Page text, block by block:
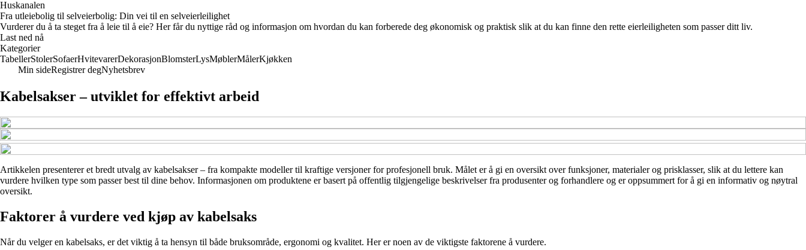
Huskanalen
Fra utleiebolig til selveierbolig: Din vei til en selveierleilighet
Vurderer du å ta steget fra å leie til å eie? Her får du nyttige råd og informasjon om hvordan du kan forberede deg økonomisk og praktisk slik at du kan finne den rette eierleiligheten som passer ditt liv.
Last ned nå
Kategorier
TabellerStolerSofaerHvitevarerDekorasjonBlomsterLysMøblerMålerKjøkken
Min sideRegistrer degNyhetsbrev
Kabelsakser – utviklet for effektivt arbeid
Artikkelen presenterer et bredt utvalg av kabelsakser – fra kompakte modeller til kraftige versjoner for profesjonell bruk. Målet er å gi en oversikt over funksjoner, materialer og prisklasser, slik at du lettere kan
vurdere hvilken type som passer best til dine behov. Informasjonen om produktene er basert på offentlig tilgjengelige beskrivelser fra produsenter og forhandlere og er oppsummert for å gi en informativ og nøytral
oversikt.
Faktorer å vurdere ved kjøp av kabelsaks
Når du velger en kabelsaks, er det viktig å ta hensyn til både bruksområde, ergonomi og kvalitet. Her er noen av de viktigste faktorene å vurdere.